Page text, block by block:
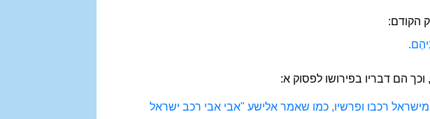
הקודם:
הם דבריו בפירושו לפסוק א:
רכבו ופרשיו, כמו שאמר אלישע "אבי אבי רכב ישראל